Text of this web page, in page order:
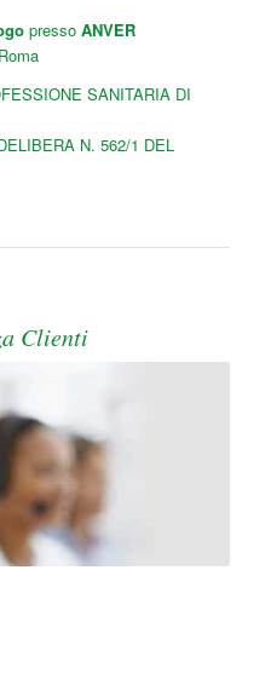
presso ANVER
Roma
SANITARIA DI
N. 562/1 DEL
Clienti